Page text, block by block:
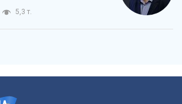
5,3 т.